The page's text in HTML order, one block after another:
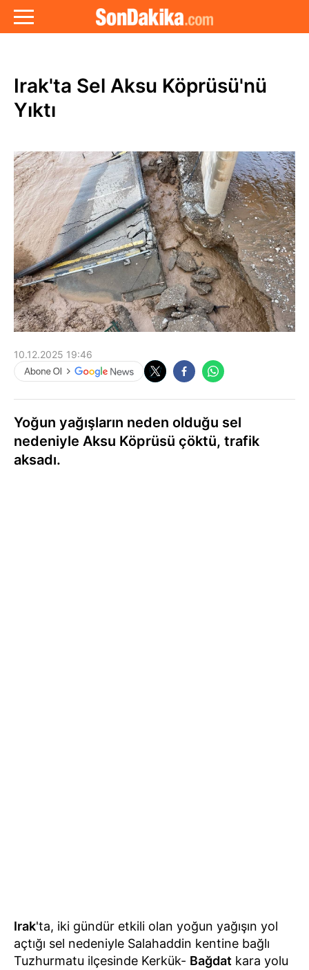
Irak'ta Sel Aksu Köprüsü'nü
Yıktı
10.12.2025 19:46
Yoğun yağışların neden olduğu sel
nedeniyle Aksu Köprüsü çöktü, trafik
aksadı.
Irak'ta, iki gündür etkili olan yoğun yağışın yol
açtığı sel nedeniyle Salahaddin kentine bağlı
Tuzhurmatu ilçesinde Kerkük- Bağdat kara yolu